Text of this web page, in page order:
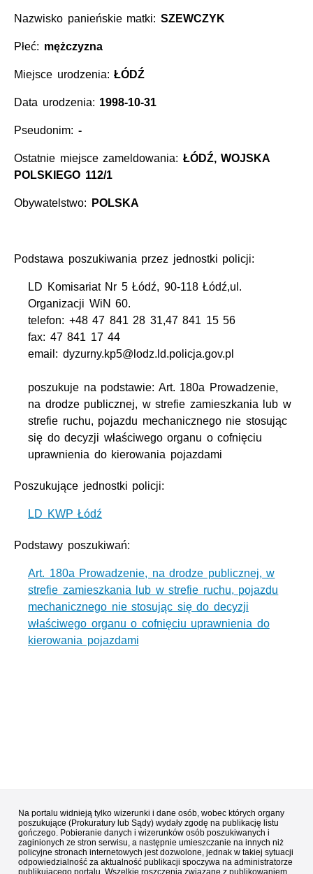
Nazwisko panieńskie matki: SZEWCZYK
Płeć: mężczyzna
Miejsce urodzenia:ŁÓDŹ
Data urodzenia: 1998-10-31
Pseudonim: -
Ostatnie miejsce zameldowania: ŁÓDŹ, WOJSKA
POLSKIEGO 112/1
Obywatelstwo: POLSKA
Podstawa poszukiwania przez jednostki policji:
LD Komisariat Nr 5 Łódź, 90-118 Łódź,ul.
Organizacji WiN 60.
telefon: +48 47 841 28 31,47 841 15 56
fax: 47 841 17 44
email: dyzurny.kp5@lodz.ld.policja.gov.pl
poszukuje na podstawie: Art. 180a Prowadzenie,
na drodze publicznej, w strefie zamieszkania lub w
strefie ruchu, pojazdu mechanicznego nie stosując
się do decyzji właściwego organu o cofnięciu
uprawnienia do kierowania pojazdami
Poszukujące jednostki policji:
LD KWP Łódź
Podstawy poszukiwań:
Art. 180a Prowadzenie, na drodze publicznej, w
strefie zamieszkania lub w strefie ruchu, pojazdu
mechanicznego nie stosując się do decyzji
właściwego organu o cofnięciu uprawnienia do
kierowania pojazdami
Na portalu widnieją tylko wizerunki i dane osób, wobec których organy
poszukujące (Prokuratury lub Sądy) wydały zgodę na publikację listu
gończego. Pobieranie danych i wizerunków osób poszukiwanych i
zaginionych ze stron serwisu, a następnie umieszczanie na innych niż
policyjne stronach internetowych jest dozwolone, jednak w takiej sytuacji
odpowiedzialność za aktualność publikacji spoczywa na administratorze
publikującego portalu. Wszelkie roszczenia związane z publikowaniem